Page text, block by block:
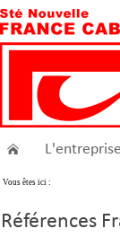
L'entreprise
Vous êtes ici :
Références